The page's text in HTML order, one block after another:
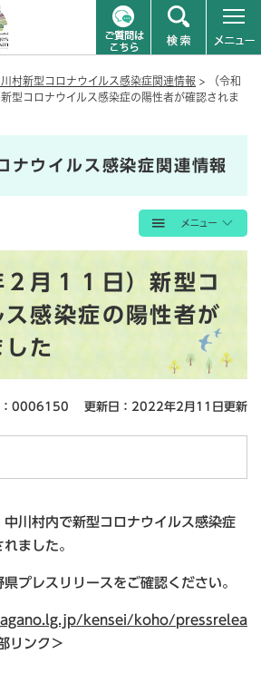
川村新型コロナウイルス感染症関連情報 >
（令和
型コロナウイルス感染症の陽性者が確認されま
ナウイルス感染症関連情報
２月１１日）新型コ
ス感染症の陽性者が
た
：0006150 更新日：2022年2月11日更新
川村内で新型コロナウイルス感染症
ました。
プレスリリースをご確認ください。
kensei/koho/pressrelea
リンク＞